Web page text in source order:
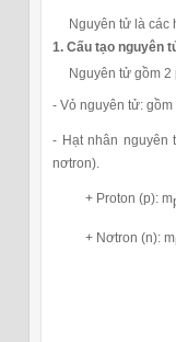
Nguyên tử là các
1. Cấu tạo nguyên
Nguyên tử gồm 2
- Vỏ nguyên tử:
- Hạt nhân nguyên
nơtron).
+ Proton (p): m
+ Nơtron (n): m